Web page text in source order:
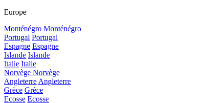
Europe
Monténégro Monténégro
Portugal Portugal
Espagne Espagne
Islande Islande
Italie Italie
Norvège Norvège
Angleterre Angleterre
Grèce Grèce
Ecosse Ecosse